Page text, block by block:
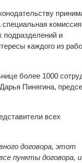
подразделений и
каждого из
более 1000
Пинягина,
всех
договора, этот
пункты договора,